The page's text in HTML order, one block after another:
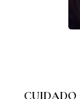
CUIDADO